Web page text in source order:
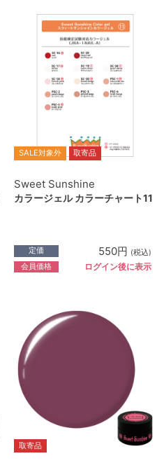
SALE対象外 取寄品
Sweet Sunshine
カラージェル カラーチャート11
定価 550円 (税込)
会員価格 ログイン後に表示
取寄品